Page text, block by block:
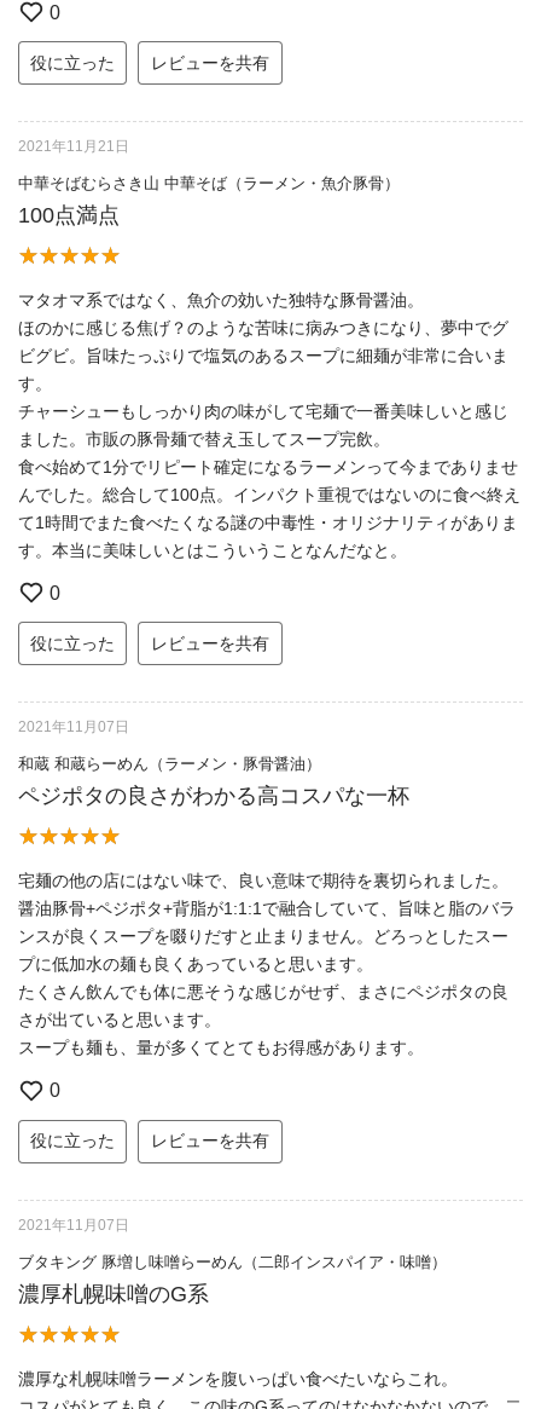
0
役に立った レビューを共有
2021年11月21日
中華そばむらさき山 中華そば（ラーメン・魚介豚骨）
100点満点
マタオマ系ではなく、魚介の効いた独特な豚骨醤油。
ほのかに感じる焦げ？のような苦味に病みつきになり、夢中でグ
ビグビ。旨味たっぷりで塩気のあるスープに細麺が非常に合いま
す。
チャーシューもしっかり肉の味がして宅麺で一番美味しいと感じ
ました。市販の豚骨麺で替え玉してスープ完飲。
食べ始めて1分でリピート確定になるラーメンって今までありませ
んでした。総合して100点。インパクト重視ではないのに食べ終え
て1時間でまた食べたくなる謎の中毒性・オリジナリティがありま
す。本当に美味しいとはこういうことなんだなと。
0
役に立った レビューを共有
2021年11月07日
和蔵 和蔵らーめん（ラーメン・豚骨醤油）
ペジポタの良さがわかる高コスパな一杯
宅麺の他の店にはない味で、良い意味で期待を裏切られました。
醤油豚骨+ペジポタ+背脂が1:1:1で融合していて、旨味と脂のバラ
ンスが良くスープを啜りだすと止まりません。どろっとしたスー
プに低加水の麺も良くあっていると思います。
たくさん飲んでも体に悪そうな感じがせず、まさにペジポタの良
さが出ていると思います。
スープも麺も、量が多くてとてもお得感があります。
0
役に立った レビューを共有
2021年11月07日
ブタキング 豚増し味噌らーめん（二郎インスパイア・味噌）
濃厚札幌味噌のG系
濃厚な札幌味噌ラーメンを腹いっぱい食べたいならこれ。